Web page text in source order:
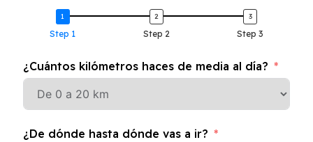
Step 1 Step 2 Step 3
¿Cuántos kilómetros haces de media al día?
¿De dónde hasta dónde vas a ir?